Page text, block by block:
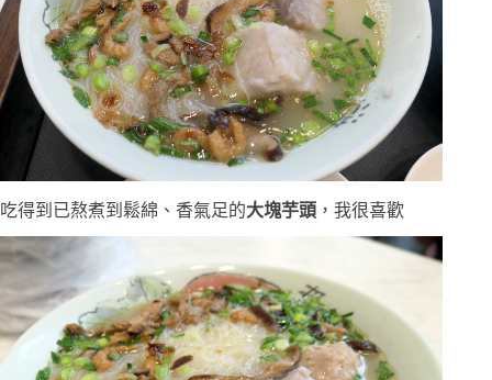
吃得到已熬煮到鬆綿、香氣足的大塊芋頭 ，我很喜歡